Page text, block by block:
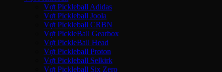
Vợt Pickleball Adidas
Vợt Pickleball Joola
Vợt Pickleball CRBN
Vợt PickleBall Gearbox
Vợt PickleBall Head
Vợt Pickleball Proton
Vợt Pickleball Selkirk
Vợt Pickleball Six Zero